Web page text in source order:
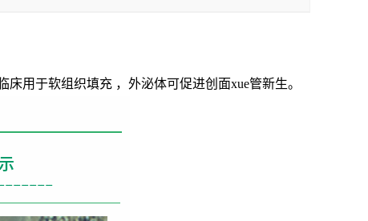
用于软组织填充 ，外泌体可促进创面xue管新生。